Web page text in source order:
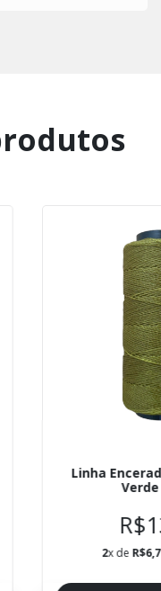
Linha
2x de